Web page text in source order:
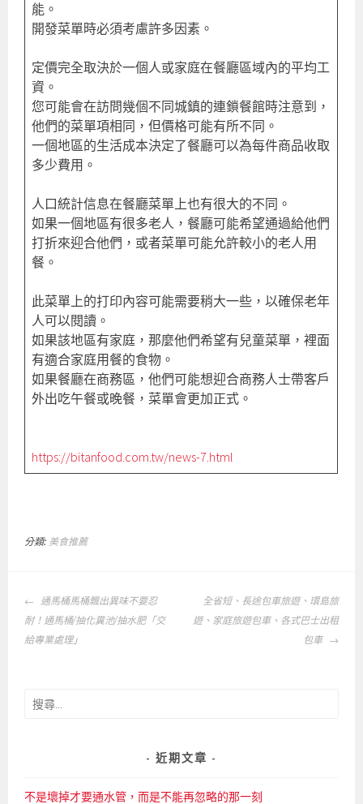
能。
開發菜單時必須考慮許多因素。
定價完全取決於一個人或家庭在餐廳區域內的平均工
資。
您可能會在訪問幾個不同城鎮的連鎖餐館時注意到，
他們的菜單項相同，但價格可能有所不同。
一個地區的生活成本決定了餐廳可以為每件商品收取
多少費用。
人口統計信息在餐廳菜單上也有很大的不同。
如果一個地區有很多老人，餐廳可能希望通過給他們
打折來迎合他們，或者菜單可能允許較小的老人用
餐。
此菜單上的打印內容可能需要稍大一些，以確保老年
人可以閱讀。
如果該地區有家庭，那麼他們希望有兒童菜單，裡面
有適合家庭用餐的食物。
如果餐廳在商務區，他們可能想迎合商務人士帶客戶
外出吃午餐或晚餐，菜單會更加正式。
https://bitanfood.com.tw/news-7.html
分類: 美食推薦
文
章
導
通馬桶馬桶飄出異味不要忍
耐！通馬桶/抽化糞池/抽水肥「交
給專業處理」
全省短、長途包車旅遊、環島旅
遊、家庭旅遊包車、各式巴士出租
包車
搜
近期文章
不是壞掉才要通水管，而是不能再忽略的那一刻